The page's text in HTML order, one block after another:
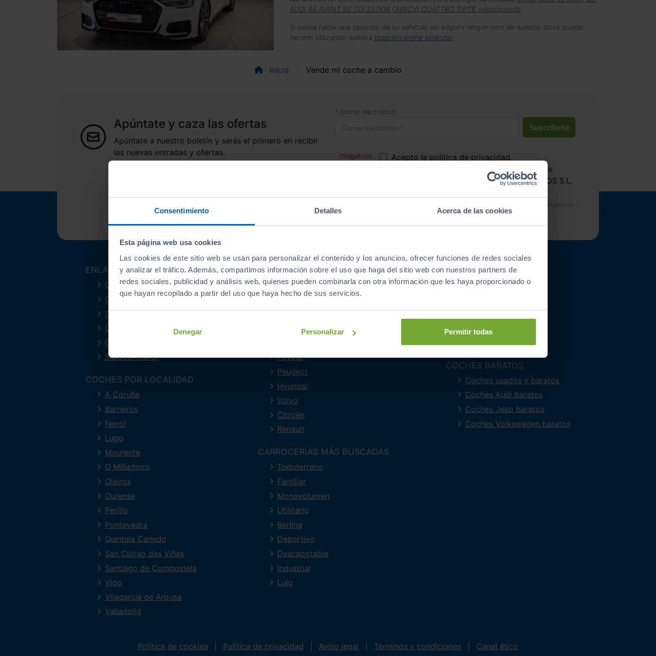
Consentimiento Detalles Acerca de las cookies
Esta página web usa cookies
Las cookies de este sitio web se usan para personalizar el contenido y los anuncios, ofrecer funciones de redes sociales
y analizar el tráfico. Además, compartimos información sobre el uso que haga del sitio web con nuestros partners de
redes sociales, publicidad y análisis web, quienes pueden combinarla con otra información que les haya proporcionado o
que hayan recopilado a partir del uso que haya hecho de sus servicios.
Denegar Personalizar Permitir todas
AUDI A6 AVANT S6 TDI 257KW (349CV) QUATTRO TIPTR seleccionado.
Si desea hacer una tasación de su vehículo sin adquirir ningún otro de nuestro stock puede
hacerlo utilizando nuestra tasación online estándar.
Inicio Vende mi coche a cambio
Apúntate y caza las ofertas
Apúntate a nuestro boletín y serás el primero en recibir
las nuevas entradas y ofertas.
Correo electrónico
Suscríbete
Acepto la política de privacidad.
Acepto recibir información comercial sobre
ofertas y promociones de Automóviles PROVOS S.L.
ENLACES INTERESANTES
Coches de segunda mano
Coches Km 0
Ofertas del mes
Últimos coches
Compramos tu coche
SIBUSCASBICI
COCHES POR LOCALIDAD
A Coruña
Barreiros
Ferrol
Lugo
Mourente
O Milladoiro
Oleiros
Ourense
Perillo
Pontevedra
Quintela Canedo
San Cibrao das Viñas
Santiago de Compostela
Vigo
Vilagarcía de Arousa
Valladolid
MARCAS PRINCIPALES
Audi
Mercedes-Benz
Toyota
Peugeot
Hyundai
Volvo
Citroën
Renault
CARROCERÍAS MÁS BUSCADAS
Todoterreno
Familiar
Monovolumen
Utilitario
Berlina
Deportivo
Descapotable
Industrial
Lujo
SOBRE NOSOTROS
Quienes somos
Concesionarios
Noticias
COCHES BARATOS
Coches usados y baratos
Coches Audi baratos
Coches Jeep baratos
Coches Volkswagen baratos
Política de cookies Política de privacidad Aviso legal Términos y condiciones Canal ético